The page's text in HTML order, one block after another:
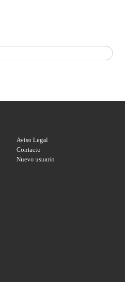
Aviso Legal
Contacto
Nuevo usuario